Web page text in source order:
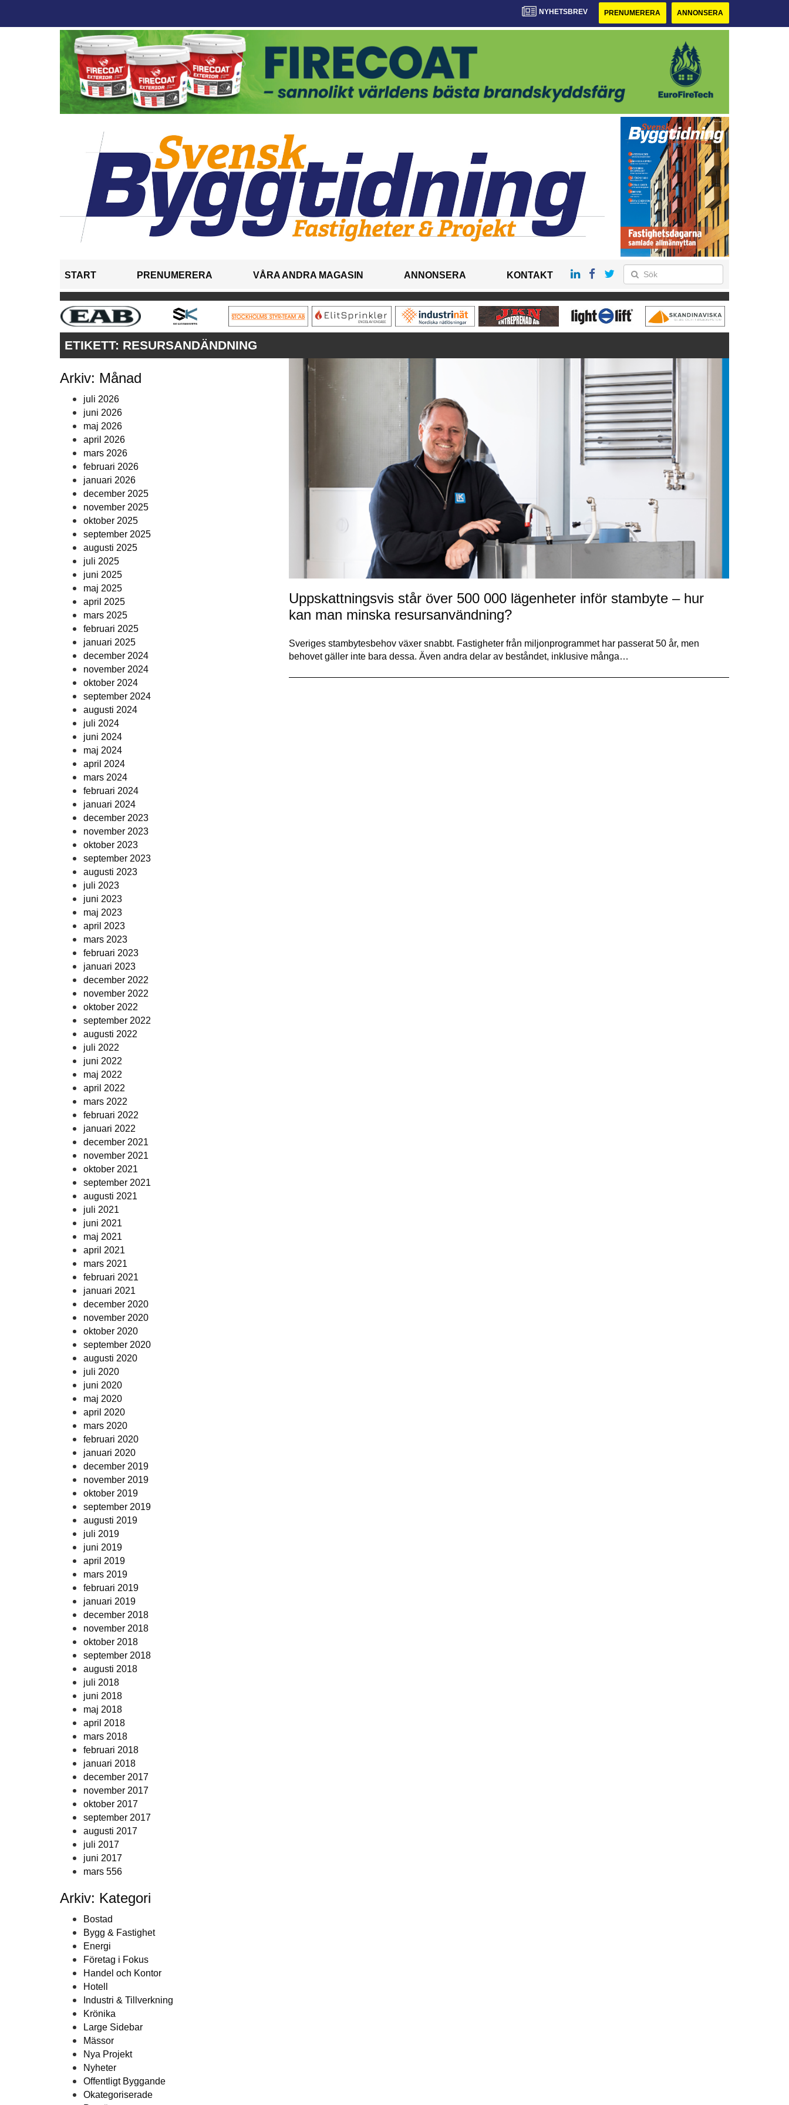
NYHETSBREV PRENUMERERA ANNONSERA
START PRENUMERERA VÅRA ANDRA MAGASIN ANNONSERA KONTAKT
ETIKETT: RESURSANDÄNDNING
Arkiv: Månad
juli 2026
juni 2026
maj 2026
april 2026
mars 2026
februari 2026
januari 2026
december 2025
november 2025
oktober 2025
september 2025
augusti 2025
juli 2025
juni 2025
maj 2025
april 2025
mars 2025
februari 2025
januari 2025
december 2024
november 2024
oktober 2024
september 2024
augusti 2024
juli 2024
juni 2024
maj 2024
april 2024
mars 2024
februari 2024
januari 2024
december 2023
november 2023
oktober 2023
september 2023
augusti 2023
juli 2023
juni 2023
maj 2023
april 2023
mars 2023
februari 2023
januari 2023
december 2022
november 2022
oktober 2022
september 2022
augusti 2022
juli 2022
juni 2022
maj 2022
april 2022
mars 2022
februari 2022
januari 2022
december 2021
november 2021
oktober 2021
september 2021
augusti 2021
juli 2021
juni 2021
maj 2021
april 2021
mars 2021
februari 2021
januari 2021
december 2020
november 2020
oktober 2020
september 2020
augusti 2020
juli 2020
juni 2020
maj 2020
april 2020
mars 2020
februari 2020
januari 2020
december 2019
november 2019
oktober 2019
september 2019
augusti 2019
juli 2019
juni 2019
april 2019
mars 2019
februari 2019
januari 2019
december 2018
november 2018
oktober 2018
september 2018
augusti 2018
juli 2018
juni 2018
maj 2018
april 2018
mars 2018
februari 2018
januari 2018
december 2017
november 2017
oktober 2017
september 2017
augusti 2017
juli 2017
juni 2017
mars 556
Arkiv: Kategori
Bostad
Bygg & Fastighet
Energi
Företag i Fokus
Handel och Kontor
Hotell
Industri & Tillverkning
Krönika
Large Sidebar
Mässor
Nya Projekt
Nyheter
Offentligt Byggande
Okategoriserade
Uppskattningsvis står över 500 000 lägenheter inför stambyte – hur
kan man minska resursanvändning?
Sveriges stambytesbehov växer snabbt. Fastigheter från miljonprogrammet har passerat 50 år, men
behovet gäller inte bara dessa. Även andra delar av beståndet, inklusive många…